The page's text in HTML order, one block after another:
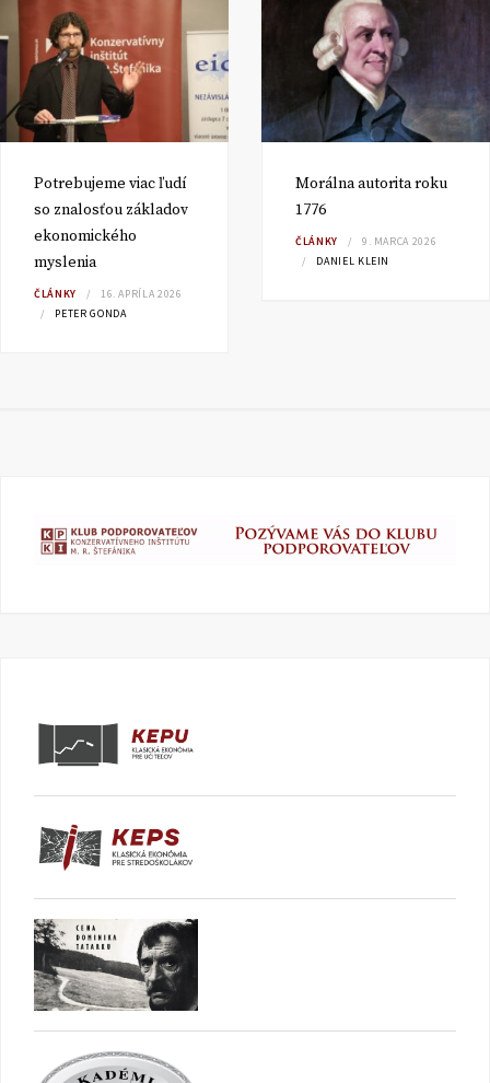
Potrebujeme viac ľudí
so znalosťou základov
ekonomického
myslenia
ČLÁNKY
16. APRÍLA 2026
PETER GONDA
Morálna autorita roku
1776
ČLÁNKY
9. MARCA 2026
DANIEL KLEIN